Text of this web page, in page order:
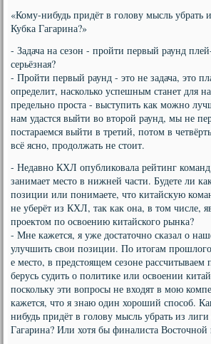
«Кому-нибудь придёт в голову мысль убрать
Кубка Гагарина?»
- Задача на сезон - пройти первый раунд
серьёзная?
- Пройти первый раунд - это не задача, это
определит, насколько успешным станет для
предельно проста - выступить как можно
нам удастся выйти во второй раунд, мы не
постараемся выйти в третий, потом в
всё ясно, продолжать не стоит.
- Недавно КХЛ опубликовала рейтинг
занимает место в нижней части. Будете ли
позиции или понимаете, что китайскую
не уберёт из КХЛ, так как она, в том числе,
проектом по освоению китайского рынка?
- Мне кажется, я уже достаточно сказал о
улучшить свои позиции. По итогам
е место, в предстоящем сезоне
берусь судить о политике или освоении
поскольку эти вопросы не входят в мою
кажется, что я знаю один хороший способ.
нибудь придёт в голову мысль убрать из
Гагарина? Или хотя бы финалиста